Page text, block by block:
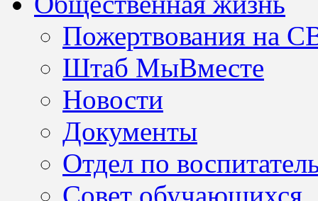
Пожертвования на
Штаб МыВместе
Новости
Документы
Отдел по